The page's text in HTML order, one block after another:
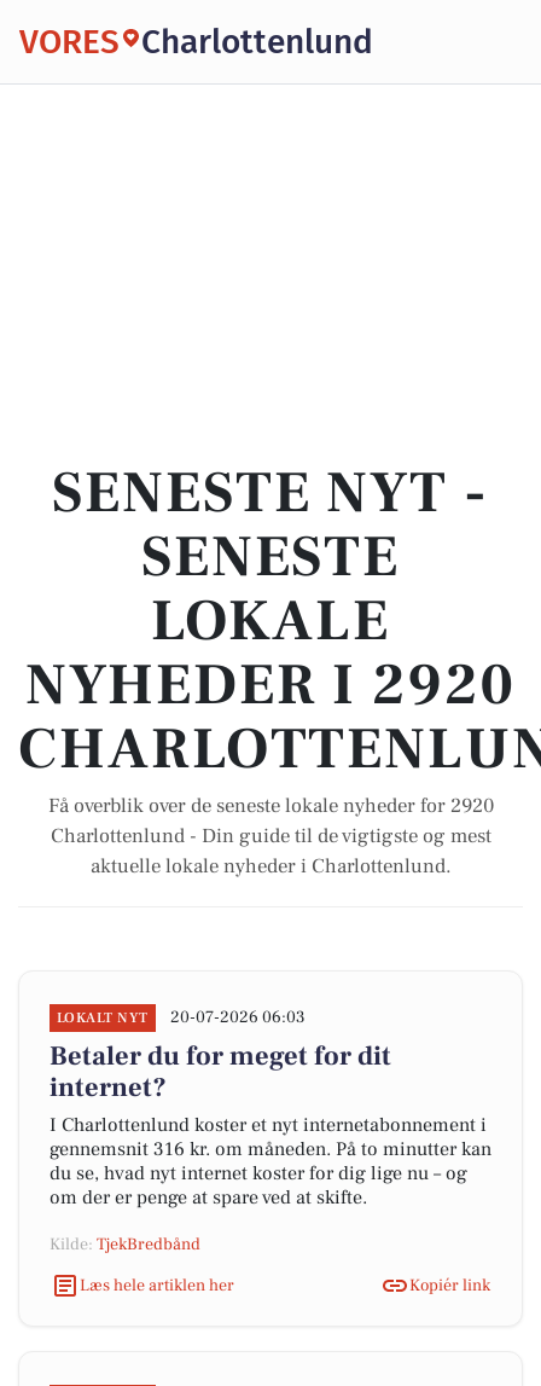
VORES Charlottenlund
SENESTE NYT -
SENESTE
LOKALE
NYHEDER I 2920
Få overblik over de seneste lokale nyheder for 2920
Charlottenlund - Din guide til de vigtigste og mest
aktuelle lokale nyheder i Charlottenlund.
LOKALT NYT 20-07-2026 06:03
Betaler du for meget for dit
internet?
I Charlottenlund koster et nyt internetabonnement i
gennemsnit 316 kr. om måneden. På to minutter kan
du se, hvad nyt internet koster for dig lige nu – og
om der er penge at spare ved at skifte.
Kilde: TjekBredbånd
Læs hele artiklen her
Kopiér link